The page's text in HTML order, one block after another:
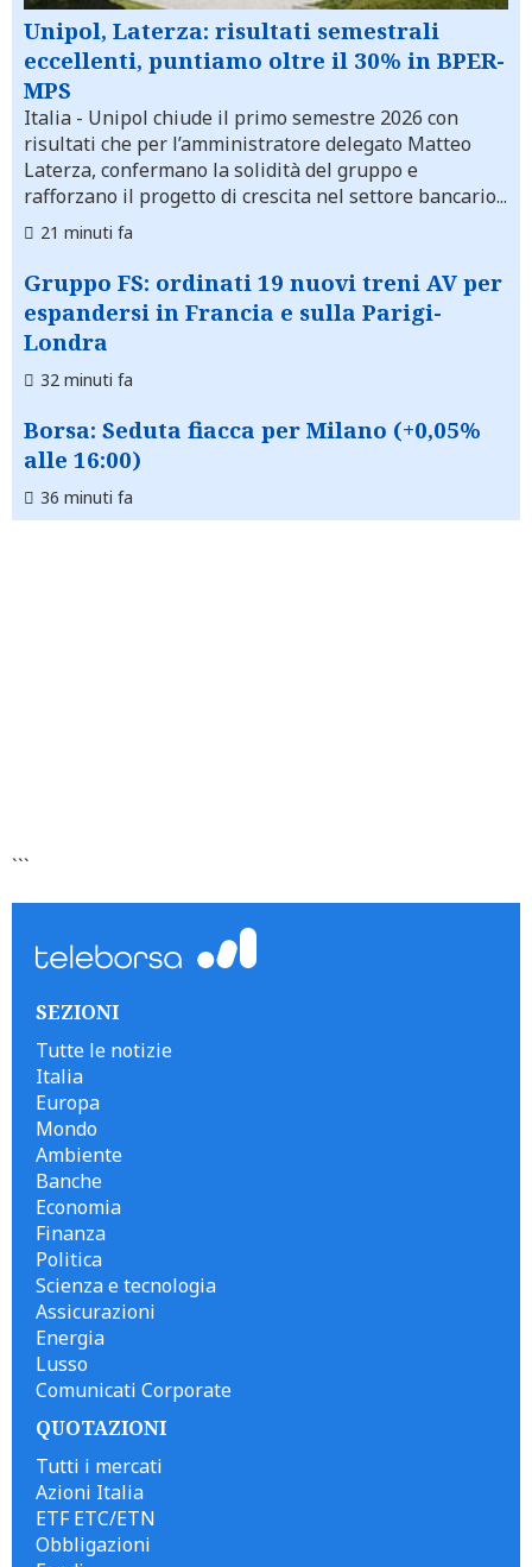
Unipol, Laterza: risultati semestrali
eccellenti, puntiamo oltre il 30% in BPER-
MPS
Italia - Unipol chiude il primo semestre 2026 con
risultati che per l’amministratore delegato Matteo
Laterza, confermano la solidità del gruppo e
rafforzano il progetto di crescita nel settore bancario...
21 minuti fa
Gruppo FS: ordinati 19 nuovi treni AV per
espandersi in Francia e sulla Parigi-
Londra
32 minuti fa
Borsa: Seduta fiacca per Milano (+0,05%
alle 16:00)
36 minuti fa
```
SEZIONI
Tutte le notizie
Italia
Europa
Mondo
Ambiente
Banche
Economia
Finanza
Politica
Scienza e tecnologia
Assicurazioni
Energia
Lusso
Comunicati Corporate
QUOTAZIONI
Tutti i mercati
Azioni Italia
ETF ETC/ETN
Obbligazioni